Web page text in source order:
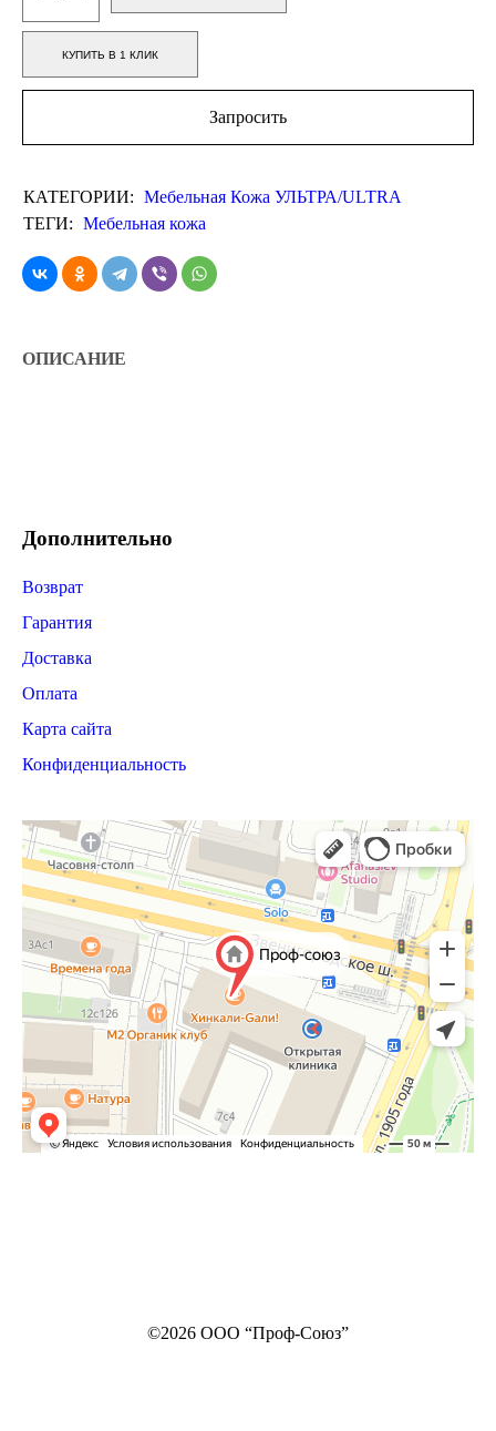
КУПИТЬ В 1 КЛИК
Запросить
КАТЕГОРИИ: Мебельная Кожа УЛЬТРА/ULTRA
ТЕГИ: Мебельная кожа
ОПИСАНИЕ
Дополнительно
Возврат
Гарантия
Доставка
Оплата
Карта сайта
Конфиденциальность
©2026 ООО “Проф-Союз”